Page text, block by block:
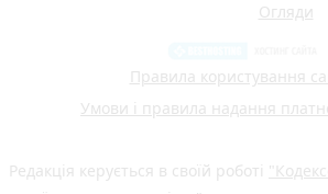
Огляди
Правила користування
Умови і правила надання
Редакція керується в своїй роботі